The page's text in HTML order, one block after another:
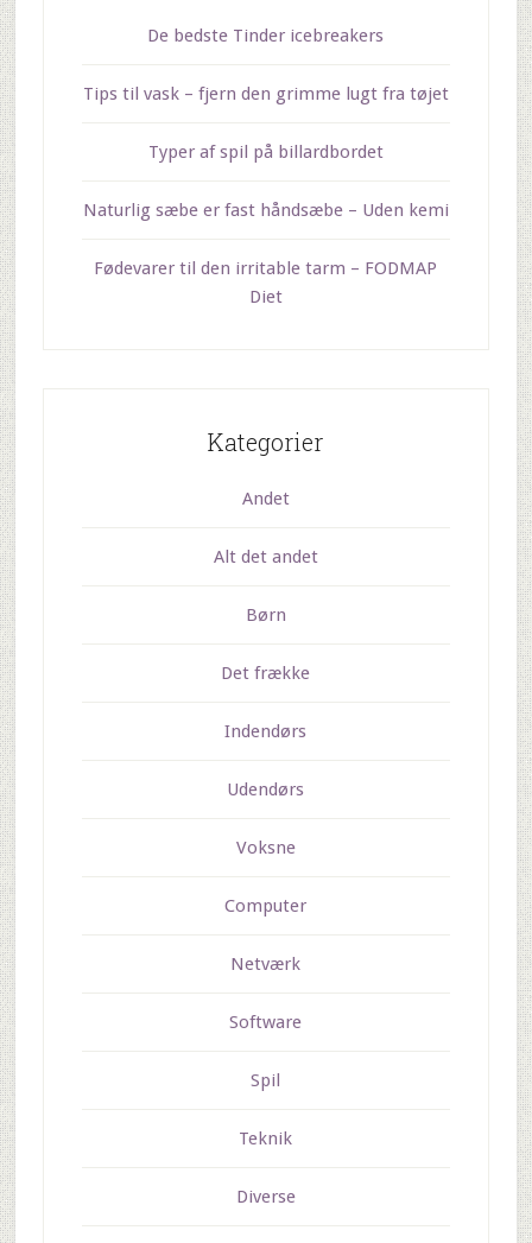
De bedste Tinder icebreakers
Tips til vask – fjern den grimme lugt fra tøjet
Typer af spil på billardbordet
Naturlig sæbe er fast håndsæbe – Uden kemi
Fødevarer til den irritable tarm – FODMAP
Diet
Kategorier
Andet
Alt det andet
Børn
Det frække
Indendørs
Udendørs
Voksne
Computer
Netværk
Software
Spil
Teknik
Diverse